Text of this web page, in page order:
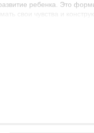
ребенка. Это
свои чувства и